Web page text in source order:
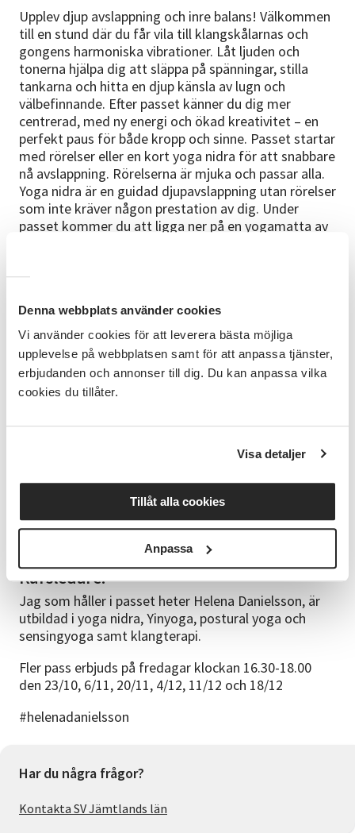
Denna webbplats använder cookies
Vi använder cookies för att leverera bästa möjliga
upplevelse på webbplatsen samt för att anpassa tjänster,
erbjudanden och annonser till dig. Du kan anpassa vilka
cookies du tillåter.
Visa detaljer
Tillåt alla cookies
Anpassa
Upplev djup avslappning och inre balans! Välkommen
till en stund där du får vila till klangskålarnas och
gongens harmoniska vibrationer. Låt ljuden och
tonerna hjälpa dig att släppa på spänningar, stilla
tankarna och hitta en djup känsla av lugn och
välbefinnande. Efter passet känner du dig mer
centrerad, med ny energi och ökad kreativitet – en
perfekt paus för både kropp och sinne. Passet startar
med rörelser eller en kort yoga nidra för att snabbare
nå avslappning. Rörelserna är mjuka och passar alla.
Yoga nidra är en guidad djupavslappning utan rörelser
som inte kräver någon prestation av dig. Under
passet kommer du att ligga ner på en yogamatta av
Vi håller till i Studio 31 på Litsvägen 31 A i Östersund.
Kostnad:
För passet investerar du 225 kr som faktureras via
Studieförbundet Vuxenskolan.
Vad du kan förvänta dig efter:
Efter passet kan du känna dig mer centrerad och
kreativitet. Många upplever också en djupare känsla
av emotionell balans och inre frid, vilket kan ha en
positiv inverkan på ditt dagliga liv genom exempelvis
förbättrad sömn och återhämtning.
Kursledare:
Jag som håller i passet heter Helena Danielsson, är
utbildad i yoga nidra, Yinyoga, postural yoga och
sensingyoga samt klangterapi.
Fler pass erbjuds på fredagar klockan 16.30-18.00
den 23/10, 6/11, 20/11, 4/12, 11/12 och 18/12
#helenadanielsson
Har du några frågor?
Kontakta SV Jämtlands län